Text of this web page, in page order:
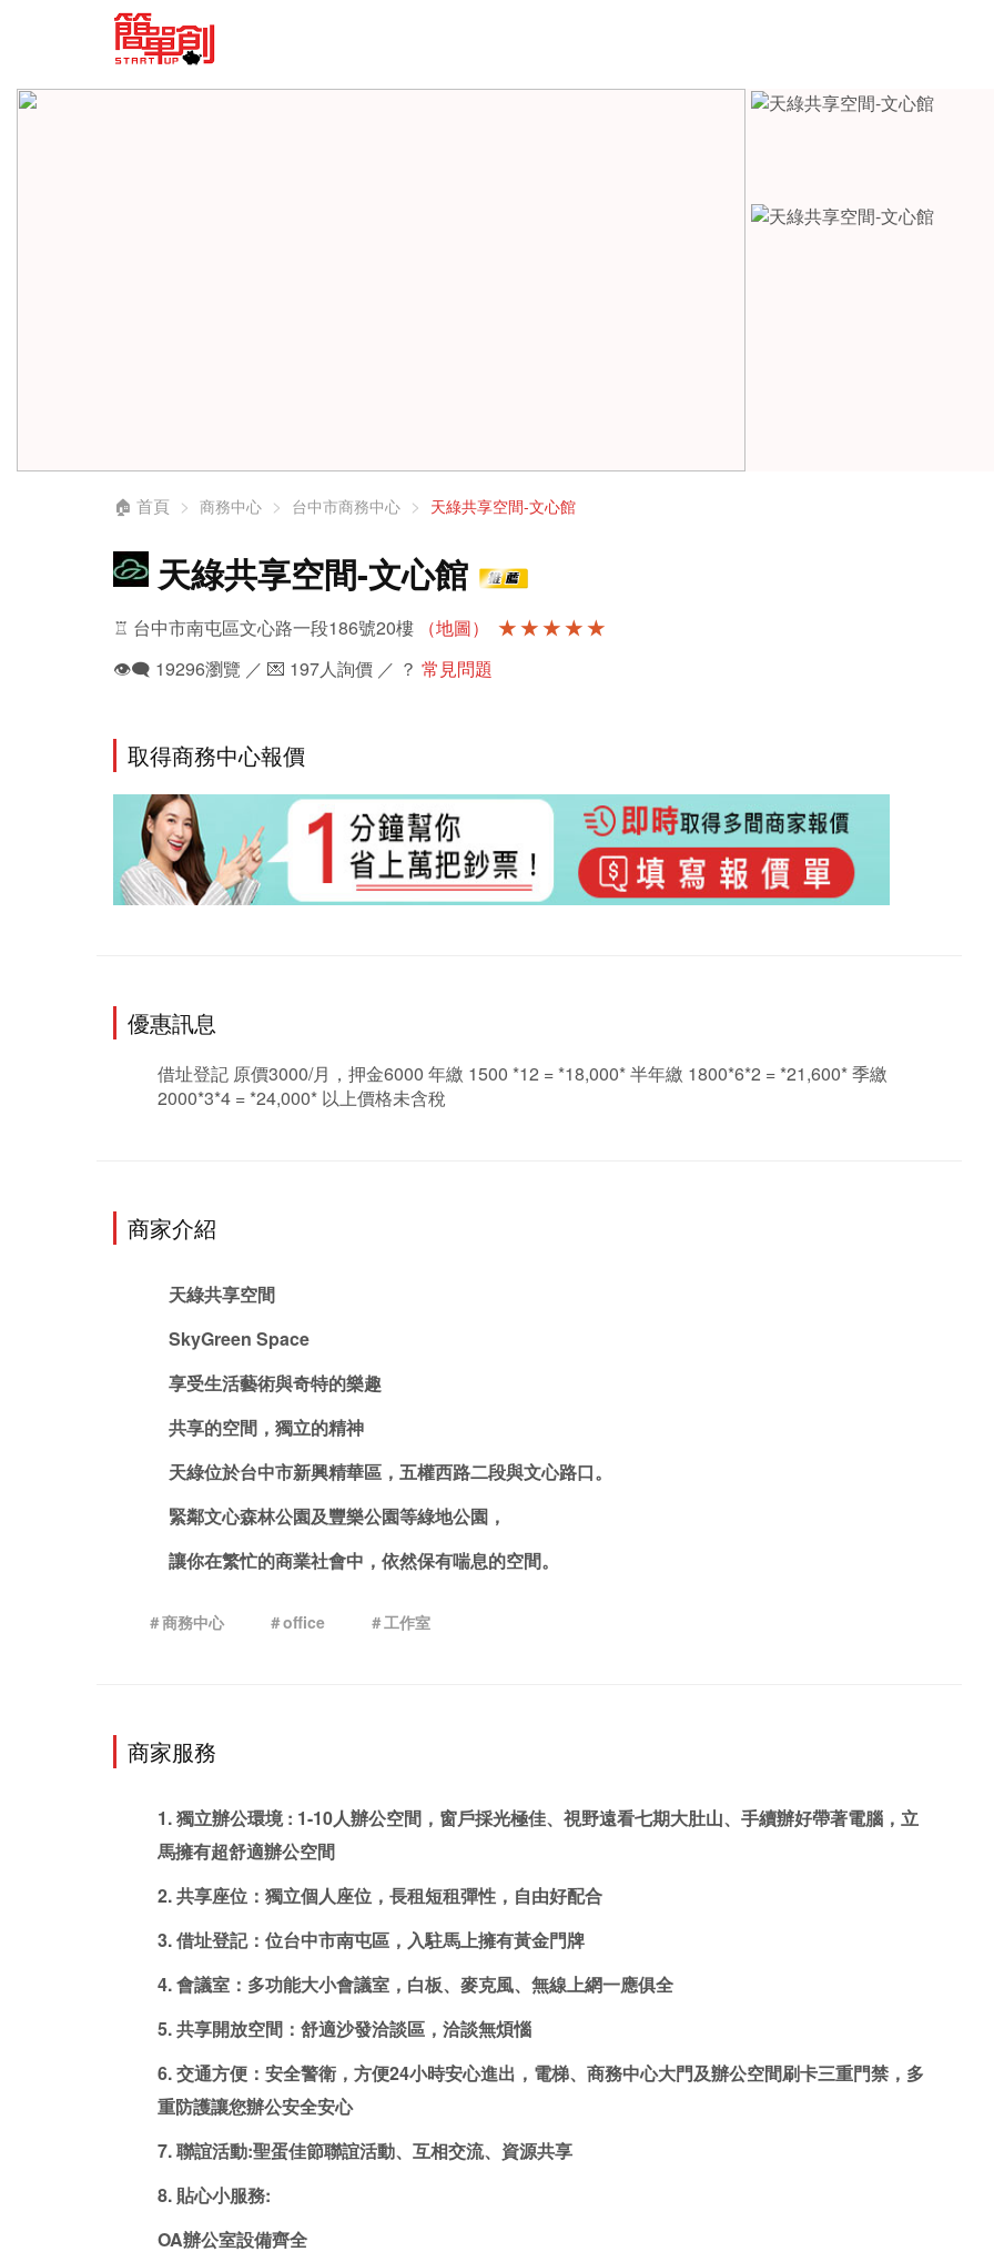
🏠 首頁 商務中心 台中市商務中心 天綠共享空間-文心館
天綠共享空間-文心館
♖ 台中市南屯區文心路一段186號20樓 （地圖）
★ ★ ★ ★ ★
👁️‍🗨️ 19296瀏覽 ／ 💌 197人詢價 ／ ？ 常見問題
取得商務中心報價
優惠訊息
借址登記 原價3000/月，押金6000 年繳 1500 *12 = *18,000* 半年繳 1800*6*2 = *21,600* 季繳
2000*3*4 = *24,000* 以上價格未含稅
商家介紹
天綠共享空間
SkyGreen Space
享受生活藝術與奇特的樂趣
共享的空間，獨立的精神
天綠位於台中市新興精華區，五權西路二段與文心路口。
緊鄰文心森林公園及豐樂公園等綠地公園，
讓你在繁忙的商業社會中，依然保有喘息的空間。
＃商務中心 ＃office ＃工作室
商家服務
1. 獨立辦公環境 : 1-10人辦公空間，窗戶採光極佳、視野遠看七期大肚山、手續辦好帶著電腦，立
馬擁有超舒適辦公空間
2. 共享座位：獨立個人座位，長租短租彈性，自由好配合
3. 借址登記：位台中市南屯區，入駐馬上擁有黃金門牌
4. 會議室：多功能大小會議室，白板、麥克風、無線上網一應俱全
5. 共享開放空間：舒適沙發洽談區，洽談無煩惱
6. 交通方便：安全警衛，方便24小時安心進出，電梯、 商務中心大門及辦公空間刷卡三重門禁，多
重防護讓您辦公安全安心
7. 聯誼活動:聖蛋佳節聯誼活動、互相交流、資源共享
8. 貼心小服務:
OA辦公室設備齊全